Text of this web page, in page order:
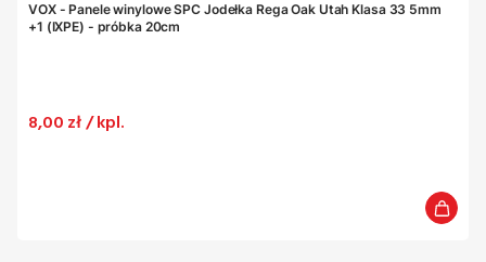
VOX - Panele winylowe SPC Jodełka Rega Oak Utah Klasa 33 5mm
+1 (IXPE) - próbka 20cm
Cena
8,00 zł / kpl.